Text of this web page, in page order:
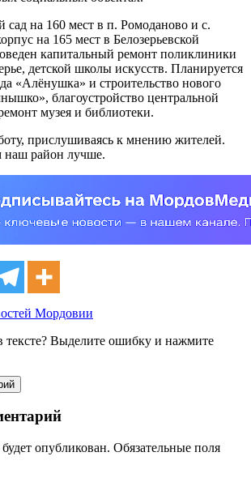
сад на 160 мест в п. Ромоданово и с.
на 165 мест в Белозерьевской
капитальный ремонт поликлиники
детской школы искусств. Планируется
«Алёнушка» и строительство нового
благоустройство центральной
музея и библиотеки.
прислушиваясь к мнению жителей.
наш район лучше.
Мордовии
тексте? Выделите ошибку и нажмите
опубликован. Обязательные поля